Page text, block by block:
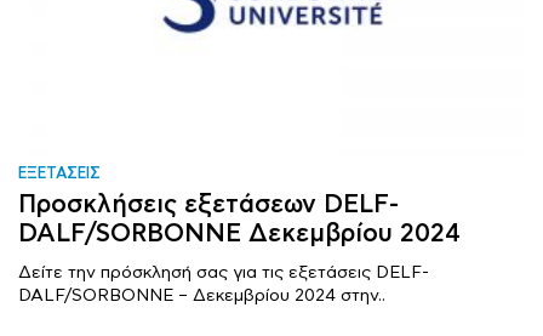
ΕΞΕΤΑΣΕΙΣ
Προσκλήσεις εξετάσεων DELF-
DALF/SORBONNE Δεκεμβρίου 2024
Δείτε την πρόσκλησή σας για τις εξετάσεις DELF-
DALF/SORBONNE – Δεκεμβρίου 2024 στην..